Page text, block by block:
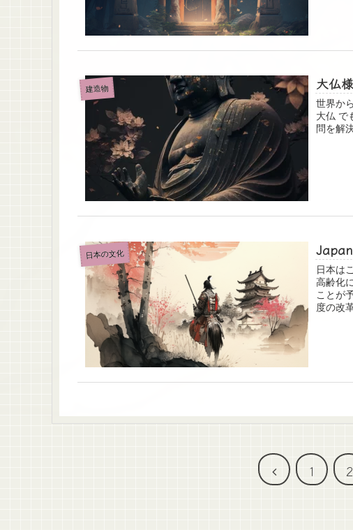
建造物 大仏
世界か
大仏 で
問を解
日本の文化
日本は
高齢化
ことが
度の改
1 2